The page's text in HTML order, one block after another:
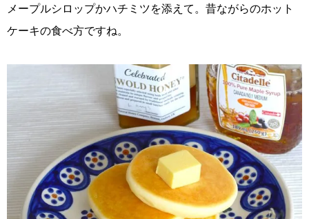
メープルシロップかハチミツを添えて。昔ながらのホット
ケーキの食べ方ですね。